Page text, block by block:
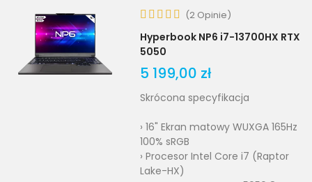
(2 Opinie)
Hyperbook NP6 i7-13700HX RTX
5050
5 199,00 zł
Skrócona specyfikacja
› 16" Ekran matowy WUXGA 165Hz
100% sRGB
› Procesor Intel Core i7 (Raptor
Lake-HX)